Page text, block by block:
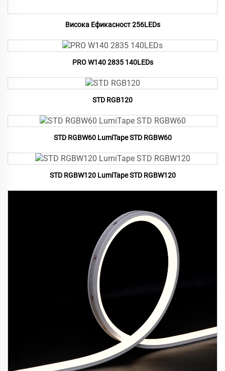
Висока Ефикасност 256LEDs
PRO W140 2835 140LEDs
STD RGB120
STD RGBW60 LumiTape STD RGBW60
STD RGBW120 LumiTape STD RGBW120